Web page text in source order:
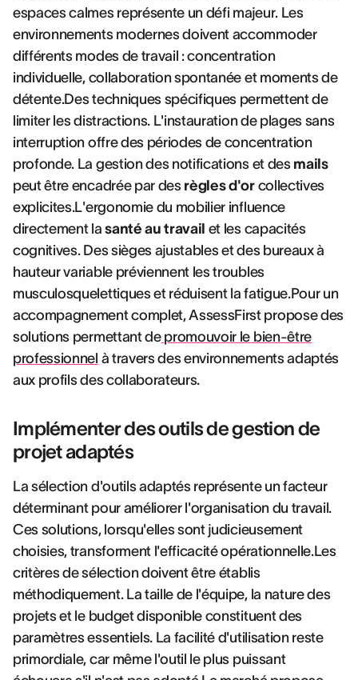
espaces calmes représente un défi majeur. Les
environnements modernes doivent accommoder
différents modes de travail : concentration
individuelle, collaboration spontanée et moments de
détente.Des techniques spécifiques permettent de
limiter les distractions. L'instauration de plages sans
interruption offre des périodes de concentration
profonde. La gestion des notifications et des mails
peut être encadrée par des règles d'orcollectives
explicites.L'ergonomie du mobilier influence
directement lasanté au travail et les capacités
cognitives. Des sièges ajustables et des bureaux à
hauteur variable préviennent les troubles
musculosquelettiques et réduisent la fatigue.Pour un
accompagnement complet, AssessFirst propose des
solutions permettant depromouvoir le bien-être
professionnel à travers des environnements adaptés
aux profils des collaborateurs.
Implémenter des outils de gestion de
projet adaptés
La sélection d'outils adaptés représente un facteur
déterminant pour améliorer l'organisation du travail.
Ces solutions, lorsqu'elles sont judicieusement
choisies, transforment l'efficacité opérationnelle.Les
critères de sélection doivent être établis
méthodiquement. La taille de l'équipe, la nature des
projets et le budget disponible constituent des
paramètres essentiels. La facilité d'utilisation reste
primordiale, car même l'outil le plus puissant